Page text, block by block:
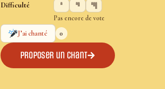
Difficulté
Pas encore de vote
J’ai chanté
0
Proposer un chant